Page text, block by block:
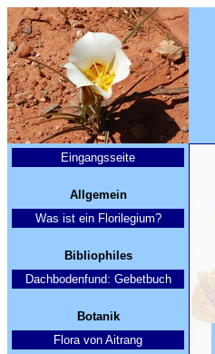
Eingangsseite
Allgemein
Was ist ein Florilegium?
Bibliophiles
Dachbodenfund: Gebetbuch
Botanik
Flora von Aitrang